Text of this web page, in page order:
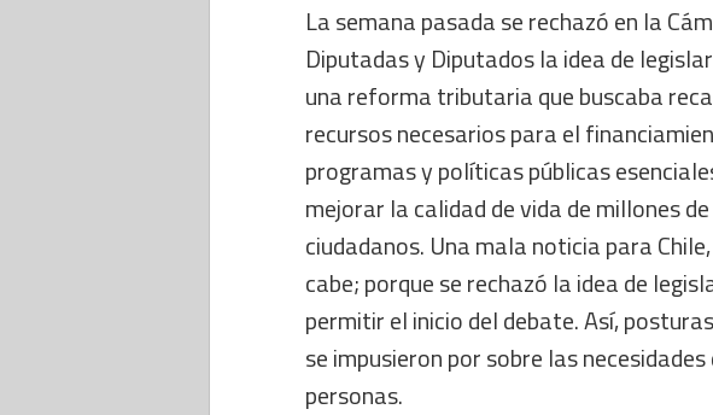
La semana pasada se rechazó en la
Diputadas y Diputados la idea de
una reforma tributaria que buscaba
recursos necesarios para el
programas y políticas públicas
mejorar la calidad de vida de millones de
ciudadanos. Una mala noticia para
cabe; porque se rechazó la idea de
permitir el inicio del debate. Así,
se impusieron por sobre las necesidades
personas.